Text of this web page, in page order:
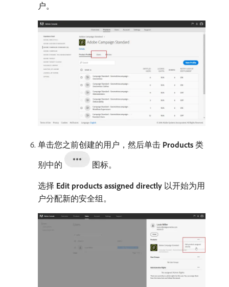
户。
单击您之前创建的用户，然后单击 Products 类
别中的
图标。
选择 Edit products assigned directly 以开始为用
户分配新的安全组。